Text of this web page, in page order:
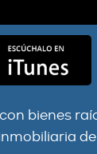
con Bienes
bienes